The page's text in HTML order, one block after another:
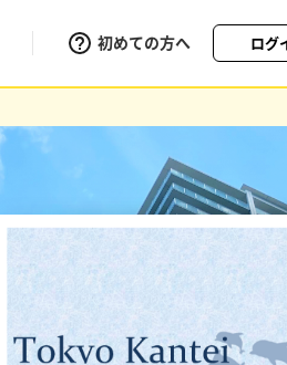
初めての方へ ログ